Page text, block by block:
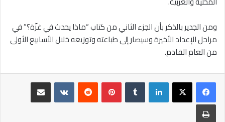
ومن الجدير بالذكر بأن الجزء الثاني من كتاب “ماذا يحدث في غزّة؟” في
مراحل الإعداد الأخيرة وسيصار إلى طباعته وتوزيعه خلال الأسابيع الأولى
من العام القادم.
لينكدإن بينتيريست
مشاركة عبر البريد
طباعة